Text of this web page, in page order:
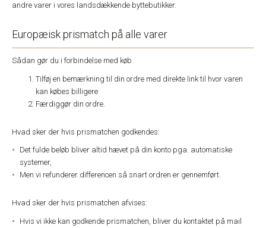
andre varer i vores landsdækkende byttebutikker.
Europæisk prismatch på alle varer
Sådan gør du i forbindelse med køb
Tilføj en bemærkning til din ordre med direkte link til hvor varen
kan købes billigere
Færdiggør din ordre.
Hvad sker der hvis prismatchen godkendes:
Det fulde beløb bliver altid hævet på din konto pga. automatiske
systemer,
Men vi refunderer differencen så snart ordren er gennemført.
Hvad sker der hvis prismatchen afvises:
Hvis vi ikke kan godkende prismatchen, bliver du kontaktet på mail